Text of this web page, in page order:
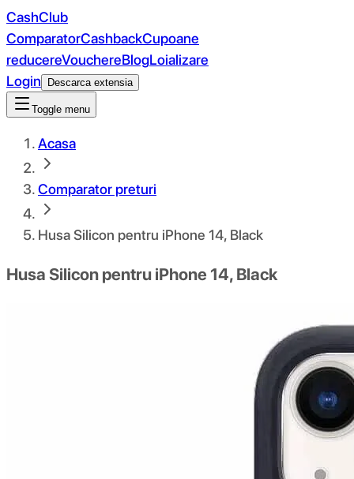
CashClub
ComparatorCashbackCupoane
reducereVouchereBlogLoializare
Login
Descarca extensia
Toggle menu
Acasa
Comparator preturi
Husa Silicon pentru iPhone 14, Black
Husa Silicon pentru iPhone 14, Black